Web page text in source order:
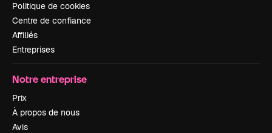
Politique de cookies
Centre de confiance
Affiliés
Entreprises
Notre entreprise
Prix
À propos de nous
Avis